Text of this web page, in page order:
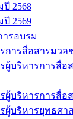
ปี 2568
ปี 2569
ารอบรม
การสื่อสารมวล
ผู้บริหารการสื่อ
ผู้บริหารการสื่อ
ผู้บริหารยุทธศา